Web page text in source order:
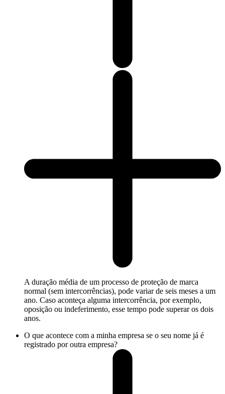
A duração média de um processo de proteção de marca
normal (sem intercorrências), pode variar de seis meses a um
ano. Caso aconteça alguma intercorrência, por exemplo,
oposição ou indeferimento, esse tempo pode superar os dois
anos.
O que acontece com a minha empresa se o seu nome já é
registrado por outra empresa?